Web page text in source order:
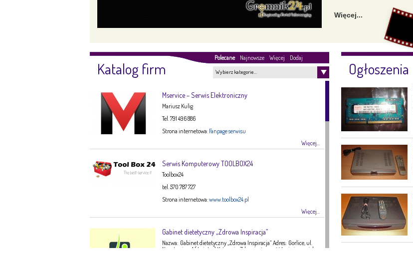
Więcej...
Polecane Najnowsze Więcej Dodaj
Katalog firm Wybierz kategorie…
Mservice – Serwis Elektroniczny
Mariusz Kulig
Tel. 791 496 886
Strona internetowa: Fanpage serwisu
Więcej...
Serwis Komputerowy TOOLBOX24
Toolbox24
tel. 570 787 727
Strona internetowa:www.toolbox24.pl
Więcej...
Gabinet dietetyczny „Zdrowa Inspiracja”
Nazwa: Gabinet dietetyczny „Zdrowa Inspiracja” Adres: Gorlice, ul.
Narutowicza 1 ( I piętro) Kategoria: Zdrowie, żywność Imię i nazwisko:
Ogłoszenia